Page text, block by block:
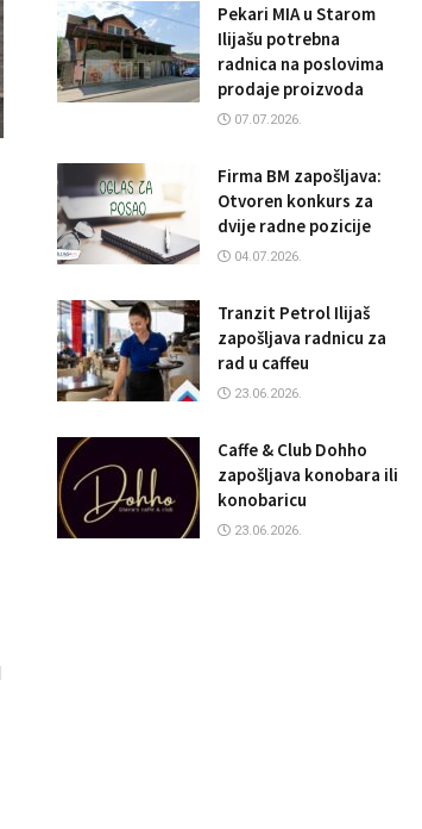
Pekari MIA u Starom
Ilijašu potrebna
radnica na poslovima
prodaje proizvoda
07.07.2026.
Firma BM zapošljava:
Otvoren konkurs za
dvije radne pozicije
04.07.2026.
Tranzit Petrol Ilijaš
zapošljava radnicu za
rad u caffeu
23.06.2026.
Caffe & Club Dohho
zapošljava konobara ili
konobaricu
23.06.2026.